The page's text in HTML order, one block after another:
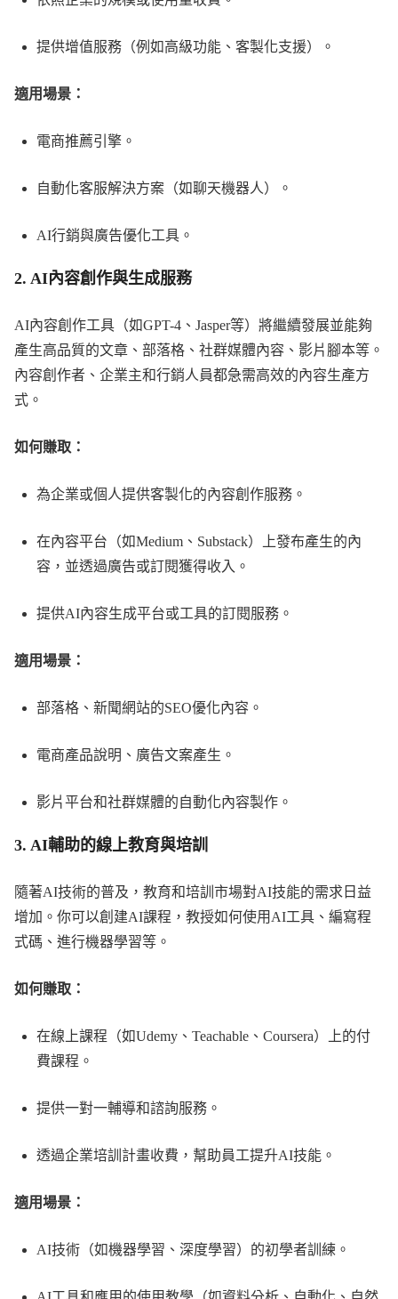
提供增值服務（例如高級功能、客製化支援）。
適用場景：
電商推薦引擎。
自動化客服解決方案（如聊天機器人）。
AI行銷與廣告優化工具。
2. AI內容創作與生成服務
AI內容創作工具（如GPT-4、Jasper等）將繼續發展並能夠
產生高品質的文章、部落格、社群媒體內容、影片腳本等。
內容創作者、企業主和行銷人員都急需高效的內容生產方
式。
如何賺取：
為企業或個人提供客製化的內容創作服務。
在內容平台（如Medium、Substack）上發布產生的內
容，並透過廣告或訂閱獲得收入。
提供AI內容生成平台或工具的訂閱服務。
適用場景：
部落格、新聞網站的SEO優化內容。
電商產品說明、廣告文案產生。
影片平台和社群媒體的自動化內容製作。
3. AI輔助的線上教育與培訓
隨著AI技術的普及，教育和培訓市場對AI技能的需求日益
增加。你可以創建AI課程，教授如何使用AI工具、編寫程
式碼、進行機器學習等。
如何賺取：
在線上課程（如Udemy、Teachable、Coursera）上的付
費課程。
提供一對一輔導和諮詢服務。
透過企業培訓計畫收費，幫助員工提升AI技能。
適用場景：
AI技術（如機器學習、深度學習）的初學者訓練。